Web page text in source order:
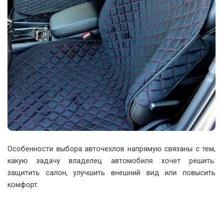
Особенности выбора авточехлов напрямую связаны с тем,
какую задачу владелец автомобиля хочет решить:
защитить салон, улучшить внешний вид или повысить
комфорт.